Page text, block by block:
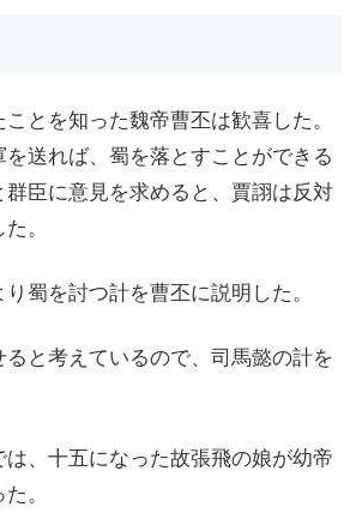
とを知った魏帝曹丕は歓喜した。
を送れば、蜀を落とすことができる
臣に意見を求めると、賈詡は反対
。
蜀を討つ計を曹丕に説明した。
と考えているので、司馬懿の計を
、十五になった故張飛の娘が幼帝
。